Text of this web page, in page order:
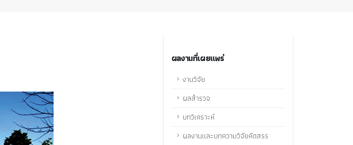
ผลงานที่เผยแพร่
งานวิจัย
ผลสำรวจ
บทวิเคราะห์
ผลงานและบทความวิจัยคัดสรร